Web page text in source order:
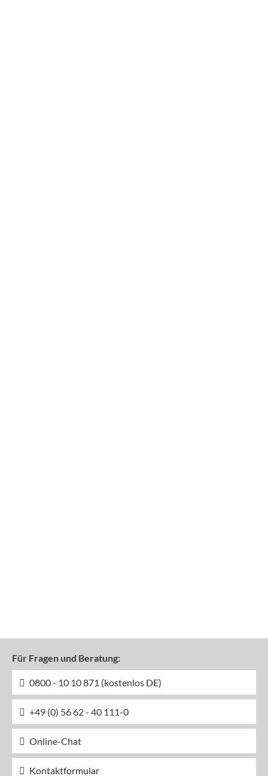
Für Fragen und Beratung:
0800 - 10 10 871 (kostenlos DE)
+49 (0) 56 62 - 40 111-0
Online-Chat
Kontaktformular